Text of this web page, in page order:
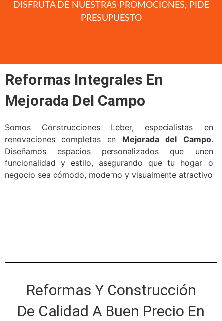
DISFRUTA DE NUESTRAS PROMOCIONES, PIDE
PRESUPUESTO​
Reformas Integrales En
Mejorada Del Campo
Somos Construcciones Leber, especialistas en
renovaciones completas en Mejorada del Campo.
Diseñamos espacios personalizados que unen
funcionalidad y estilo, asegurando que tu hogar o
negocio sea cómodo, moderno y visualmente atractivo
Reformas Y Construcción
De Calidad A Buen Precio En